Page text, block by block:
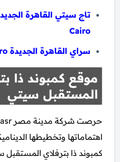
Cairo
سراي القاهرة الجديدة Sarai New Cairo
موقع كمبوند ذا
المستقبل سيتي
اهتماماتها وتخطيطها